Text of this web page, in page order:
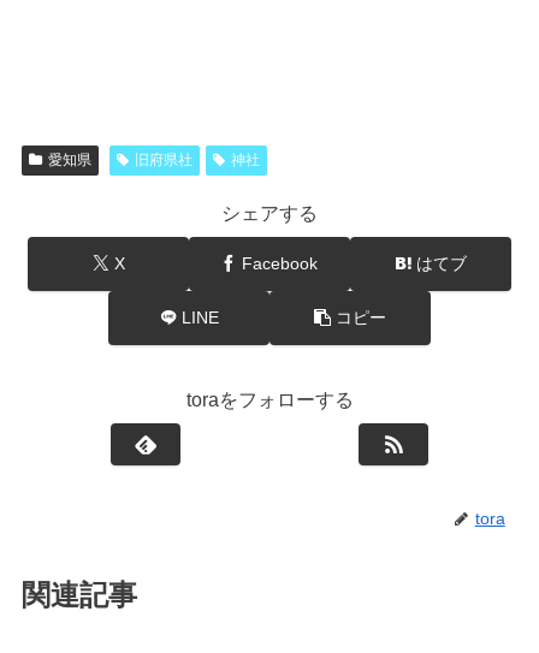
愛知県 旧府県社 神社
シェアする
X Facebook はてブ
LINE コピー
toraをフォローする
tora
関連記事